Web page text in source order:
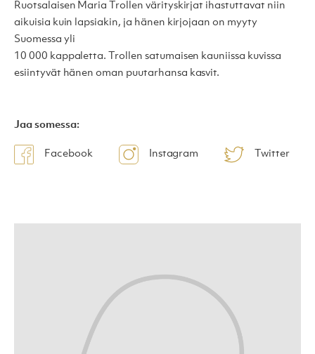
Jaa somessa:
Facebook Instagram Twitter
Ruotsalaisen Maria Trollen värityskirjat ihastuttavat niin
aikuisia kuin lapsiakin, ja hänen kirjojaan on myyty
Suomessa yli
10 000 kappaletta. Trollen satumaisen kauniissa kuvissa
esiintyvät hänen oman puutarhansa kasvit.